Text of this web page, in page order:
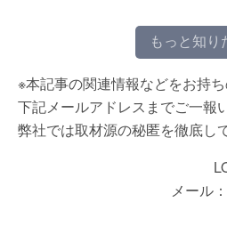
もっと知り
※本記事の関連情報などをお持
下記メールアドレスまでご一報
弊社では取材源の秘匿を徹底し
メール